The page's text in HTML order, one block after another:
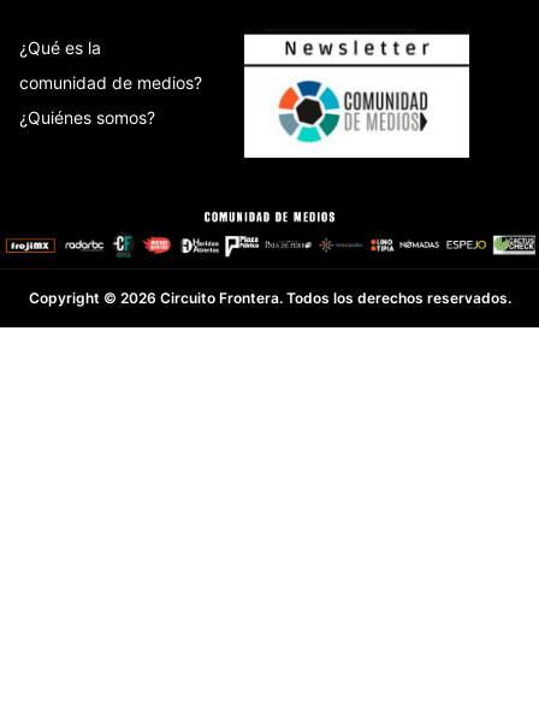
¿Qué es la
comunidad de medios?
¿Quiénes somos?
Copyright © 2026 Circuito Frontera. Todos los derechos reservados.